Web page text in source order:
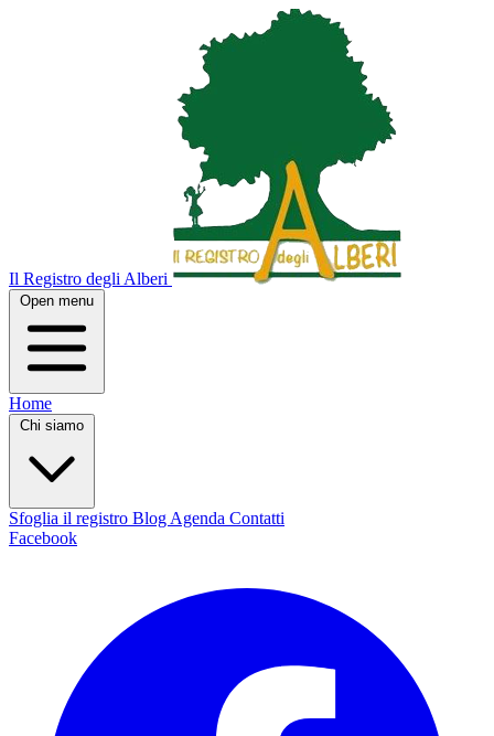
Il Registro degli Alberi
Open menu
Home
Chi siamo
Sfoglia il registro Blog Agenda Contatti
Facebook